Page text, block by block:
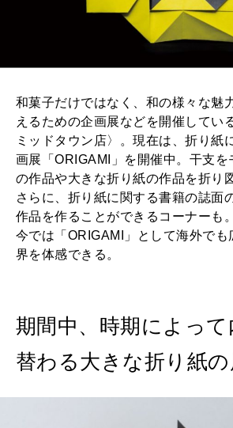
和菓子だけではなく、和の様々な魅
えるための企画展などを開催してい
ミッドタウン店〉。現在は、折り紙
画展「ORIGAMI」を開催中。干支を
の作品や大きな折り紙の作品を折り
さらに、折り紙に関する書籍の誌面
作品を作ることができるコーナーも
今では「ORIGAMI」として海外でも
界を体感できる。
期間中、時期によっ
替わる大きな折り紙の